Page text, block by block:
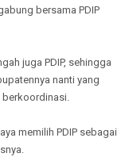
bersama PDIP
juga PDIP, sehingga
nanti yang
berkoordinasi.
memilih PDIP sebagai